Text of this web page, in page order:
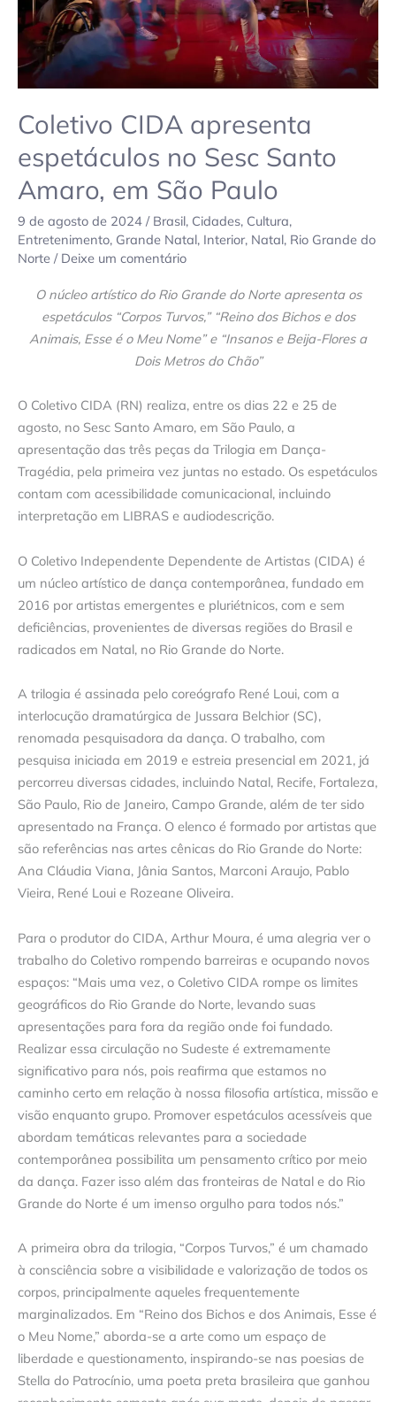
Coletivo CIDA apresenta
espetáculos no Sesc Santo
Amaro, em São Paulo
9 de agosto de 2024 / Brasil, Cidades, Cultura,
Entretenimento, Grande Natal, Interior, Natal, Rio Grande do
Norte / Deixe um comentário
O núcleo artístico do Rio Grande do Norte apresenta os
espetáculos “Corpos Turvos,” “Reino dos Bichos e dos
Animais, Esse é o Meu Nome” e “Insanos e Beija-Flores a
Dois Metros do Chão”
O Coletivo CIDA (RN) realiza, entre os dias 22 e 25 de
agosto, no Sesc Santo Amaro, em São Paulo, a
apresentação das três peças da Trilogia em Dança-
Tragédia, pela primeira vez juntas no estado. Os espetáculos
contam com acessibilidade comunicacional, incluindo
interpretação em LIBRAS e audiodescrição.
O Coletivo Independente Dependente de Artistas (CIDA) é
um núcleo artístico de dança contemporânea, fundado em
2016 por artistas emergentes e pluriétnicos, com e sem
deficiências, provenientes de diversas regiões do Brasil e
radicados em Natal, no Rio Grande do Norte.
A trilogia é assinada pelo coreógrafo René Loui, com a
interlocução dramatúrgica de Jussara Belchior (SC),
renomada pesquisadora da dança. O trabalho, com
pesquisa iniciada em 2019 e estreia presencial em 2021, já
percorreu diversas cidades, incluindo Natal, Recife, Fortaleza,
São Paulo, Rio de Janeiro, Campo Grande, além de ter sido
apresentado na França. O elenco é formado por artistas que
são referências nas artes cênicas do Rio Grande do Norte:
Ana Cláudia Viana, Jânia Santos, Marconi Araujo, Pablo
Vieira, René Loui e Rozeane Oliveira.
Para o produtor do CIDA, Arthur Moura, é uma alegria ver o
trabalho do Coletivo rompendo barreiras e ocupando novos
espaços: “Mais uma vez, o Coletivo CIDA rompe os limites
geográficos do Rio Grande do Norte, levando suas
apresentações para fora da região onde foi fundado.
Realizar essa circulação no Sudeste é extremamente
significativo para nós, pois reafirma que estamos no
caminho certo em relação à nossa filosofia artística, missão e
visão enquanto grupo. Promover espetáculos acessíveis que
abordam temáticas relevantes para a sociedade
contemporânea possibilita um pensamento crítico por meio
da dança. Fazer isso além das fronteiras de Natal e do Rio
Grande do Norte é um imenso orgulho para todos nós.”
A primeira obra da trilogia, “Corpos Turvos,” é um chamado
à consciência sobre a visibilidade e valorização de todos os
corpos, principalmente aqueles frequentemente
marginalizados. Em “Reino dos Bichos e dos Animais, Esse é
o Meu Nome,” aborda-se a arte como um espaço de
liberdade e questionamento, inspirando-se nas poesias de
Stella do Patrocínio, uma poeta preta brasileira que ganhou
em
São
Paulo